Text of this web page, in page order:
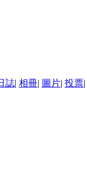
誌| 相冊| 圖片| 投票|